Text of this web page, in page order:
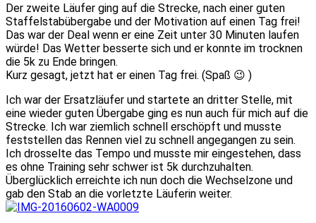
Der zweite Läufer ging auf die Strecke, nach einer guten
Staffelstabübergabe und der Motivation auf einen Tag frei!
Das war der Deal wenn er eine Zeit unter 30 Minuten laufen
würde! Das Wetter besserte sich und er konnte im trocknen
die 5k zu Ende bringen.
Kurz gesagt, jetzt hat er einen Tag frei. (Spaß 😉 )
Ich war der Ersatzläufer und startete an dritter Stelle, mit
eine wieder guten Übergabe ging es nun auch für mich auf die
Strecke. Ich war ziemlich schnell erschöpft und musste
feststellen das Rennen viel zu schnell angegangen zu sein.
Ich drosselte das Tempo und musste mir eingestehen, dass
es ohne Training sehr schwer ist 5k durchzuhalten.
Überglücklich erreichte ich nun doch die Wechselzone und
gab den Stab an die vorletzte Läuferin weiter.